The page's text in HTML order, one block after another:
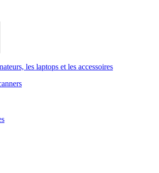
les laptops et les accessoires